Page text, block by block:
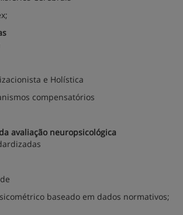
e Holística
compensatórios
avaliação neuropsicológica
baseado em dados normativos;